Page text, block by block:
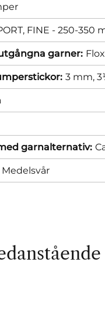
FINE - 250-350
garner:
3 mm,
garnalternativ:
Medelsvår